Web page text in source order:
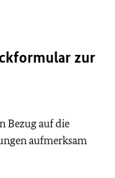
zur
Bezug auf die
aufmerksam